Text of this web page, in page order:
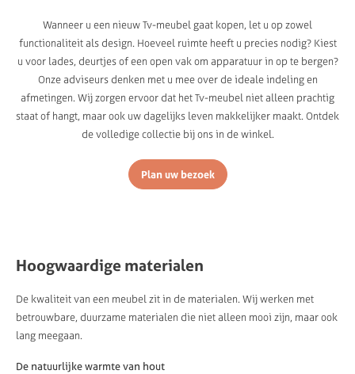
Wanneer u een nieuw Tv-meubel gaat kopen, let u op zowel
functionaliteit als design. Hoeveel ruimte heeft u precies nodig? Kiest
u voor lades, deurtjes of een open vak om apparatuur in op te bergen?
Onze adviseurs denken met u mee over de ideale indeling en
afmetingen. Wij zorgen ervoor dat het Tv-meubel niet alleen prachtig
staat of hangt, maar ook uw dagelijks leven makkelijker maakt. Ontdek
de volledige collectie bij ons in de winkel.
Plan uw bezoek
Hoogwaardige materialen
De kwaliteit van een meubel zit in de materialen. Wij werken met
betrouwbare, duurzame materialen die niet alleen mooi zijn, maar ook
lang meegaan.
De natuurlijke warmte van hout